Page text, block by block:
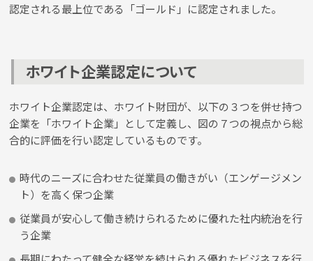
認定される最上位である「ゴールド」に認定されました。
ホワイト企業認定について
ホワイト企業認定は、ホワイト財団が、以下の３つを併せ持つ
企業を「ホワイト企業」として定義し、図の７つの視点から総
合的に評価を行い認定しているものです。
時代のニーズに合わせた従業員の働きがい（エンゲージメン
ト）を高く保つ企業
従業員が安心して働き続けられるために優れた社内統治を行
う企業